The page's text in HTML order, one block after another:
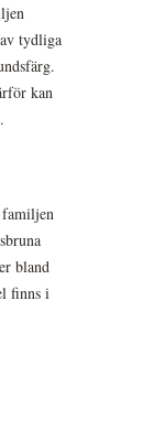
tydliga
kan
bland
finns i